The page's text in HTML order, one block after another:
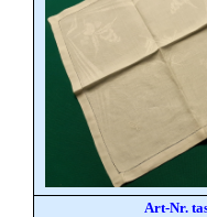
Art-Nr.